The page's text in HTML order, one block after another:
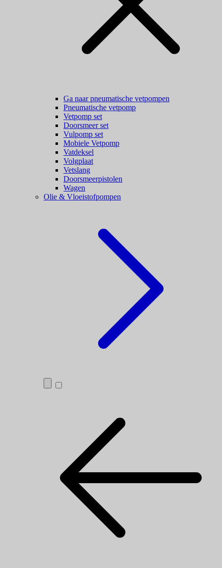
Ga naar pneumatische vetpompen
Pneumatische vetpomp
Vetpomp set
Doorsmeer set
Vulpomp set
Mobiele Vetpomp
Vatdeksel
Volgplaat
Vetslang
Doorsmeerpistolen
Wagen
Olie & Vloeistofpompen